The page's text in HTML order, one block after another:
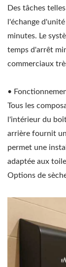
Des tâches
l'échange
minutes. Le
temps d'arrêt
commerciaux
•
Tous les
l'intérieur du
arrière fournit
permet une
adaptée aux
Options de